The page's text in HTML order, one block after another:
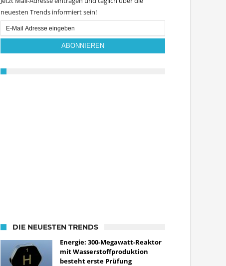
neuesten Trends informiert sein!
Email
Subscription
ABONNIEREN
DIE NEUESTEN TRENDS
Energie: 300-Megawatt-Reaktor
mit Wasserstoffproduktion
besteht erste Prüfung